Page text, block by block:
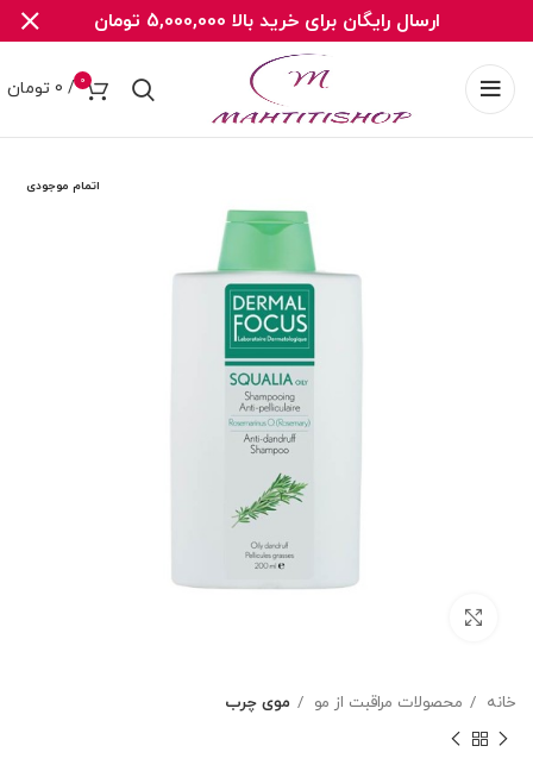
0
/
0 تومان
اتمام موجودی
خانه محصولات مراقبت از مو موی چرب
ارسال رایگان برای خرید بالا 5,000,000 تومان